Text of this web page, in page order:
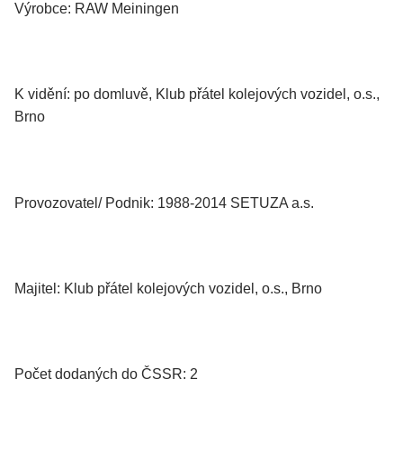
Výrobce: RAW Meiningen
K vidění: po domluvě, Klub přátel kolejových vozidel, o.s.,
Brno
Provozovatel/ Podnik: 1988-2014 SETUZA a.s.
Majitel: Klub přátel kolejových vozidel, o.s., Brno
Počet dodaných do ČSSR: 2